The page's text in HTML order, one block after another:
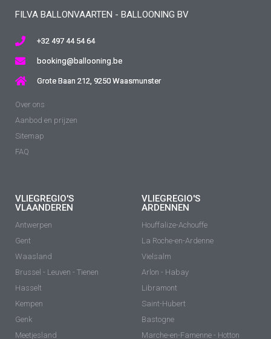
FILVA BALLONVAARTEN - BALLOONING BV
+32 497 44 54 64
booking@ballooning.be
Grote Baan 212, 9250 Waasmunster
Over ons
Aanbod en prijzen
Sitemap
FAQ
VLIEGREGIO'S
VLAANDEREN
Antwerpen
Gent
Waasland
Brussel - Leuven - Tienen
Hasselt
Kempen
Genk
Meetjesland
VLIEGREGIO'S
ARDENNEN
Houffalize-Achouffe
La Roche-en-Ardenne
Vielsalm
Arlon - Habay
Libramont
Saint-Hubert
Bastogne
Marche-en-Famenne - Hotton